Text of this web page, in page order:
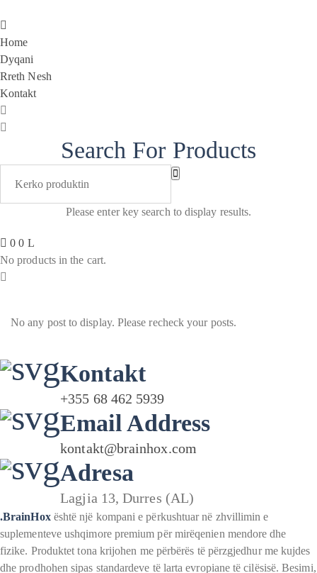
Home
Dyqani
Rreth Nesh
Kontakt
Search For Products
Please enter key search to display results.
0 0 L
No products in the cart.
No any post to display. Please recheck your posts.
Kontakt
+355 68 462 5939
Email Address
kontakt@brainhox.com
Adresa
Lagjia 13, Durres (AL)
.BrainHoxështë një kompani e përkushtuar në zhvillimin e
suplementeve ushqimore premium për mirëqenien mendore dhe
fizike. Produktet tona krijohen me përbërës të përzgjedhur me kujdes
dhe prodhohen sipas standardeve të larta evropiane të cilësisë. Besimi,